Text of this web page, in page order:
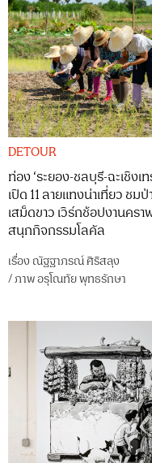
DETOUR
ท่อง ‘ระยอง-ชลบุรี-ฉะเชิงเท
เปิด 11 ลายแทงน่าเที่ยว ชมป่
เสม็ดขาว เวิร์กช้อปงานคร
สนุกกิจกรรมโลคัล
เรื่องณัฐฐาภรณ์ ศิริสลุง
/ภาพอรุโณทัย พุทธรักษา